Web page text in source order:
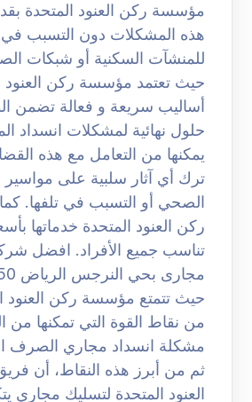
مؤسسة ركن العنود المتحدة
هذه المشكلات دون التسبب
للمنشآت السكنية أو شبكات
حيث تعتمد مؤسسة ركن العنود
أساليب سريعة و فعالة تضمن
حلول نهائية لمشكلات انسداد
يمكنها من التعامل مع هذه
ترك أي آثار سلبية على
الصحي أو التسبب في تلفها.
ركن العنود المتحدة خدماتها
تناسب جميع الأفراد. افضل
حيث تتمتع مؤسسة ركن العنود
من نقاط القوة التي تمكنها من
مشكلة انسداد مجاري الصرف
ثم من أبرز هذه النقاط، أن
العنود المتحدة لتسليك مجاري